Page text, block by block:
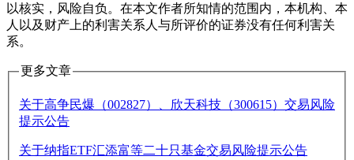
以核实，风险自负。在本文作者所知情的范围内，本机构、本
人以及财产上的利害关系人与所评价的证券没有任何利害关
系。
更多文章
关于高争民爆（002827）、欣天科技（300615）交易风险
提示公告
关于纳指ETF汇添富等二十只基金交易风险提示公告